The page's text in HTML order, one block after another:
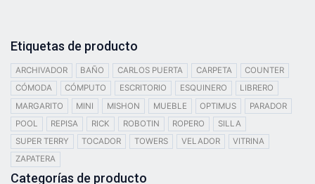
Etiquetas de producto
ARCHIVADOR BAÑO CARLOS PUERTA CARPETA
COUNTER
CÓMODA
CÓMPUTO ESCRITORIO ESQUINERO
LIBRERO
MARGARITO
MINI MISHON MUEBLE OPTIMUS
PARADOR
POOL
REPISA RICK ROBOTIN ROPERO
SILLA
SUPER TERRY
TOCADOR TOWERS VELADOR
VITRINA
ZAPATERA
Categorías de producto